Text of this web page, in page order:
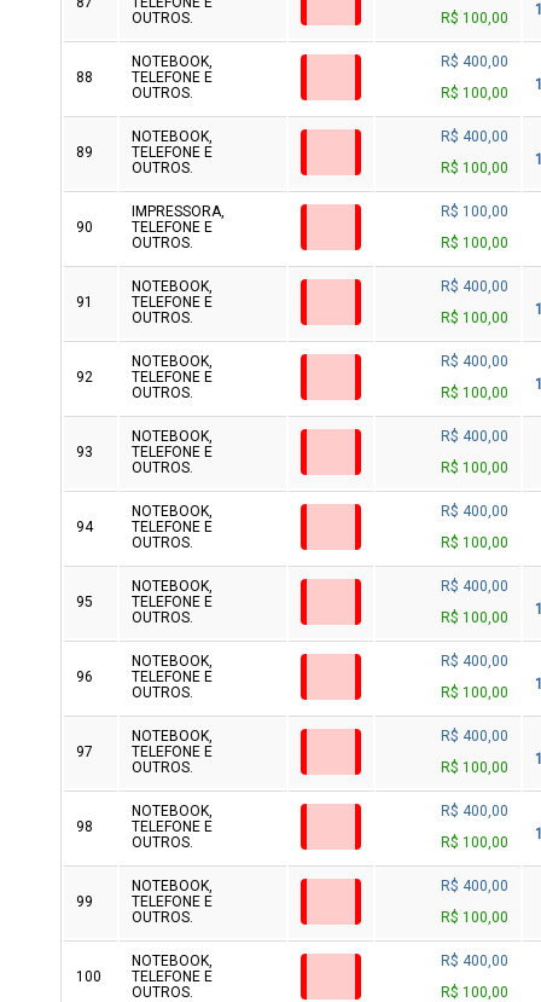
OUTROS.
R$ 100,00
88
NOTEBOOK,
TELEFONE E
OUTROS.
R$ 400,00
R$ 100,00
89
NOTEBOOK,
TELEFONE E
OUTROS.
R$ 400,00
R$ 100,00
90
IMPRESSORA,
TELEFONE E
OUTROS.
R$ 100,00
R$ 100,00
91
NOTEBOOK,
TELEFONE E
OUTROS.
R$ 400,00
R$ 100,00
92
NOTEBOOK,
TELEFONE E
OUTROS.
R$ 400,00
R$ 100,00
93
NOTEBOOK,
TELEFONE E
OUTROS.
R$ 400,00
R$ 100,00
94
NOTEBOOK,
TELEFONE E
OUTROS.
R$ 400,00
R$ 100,00
95
NOTEBOOK,
TELEFONE E
OUTROS.
R$ 400,00
R$ 100,00
96
NOTEBOOK,
TELEFONE E
OUTROS.
R$ 400,00
R$ 100,00
97
NOTEBOOK,
TELEFONE E
OUTROS.
R$ 400,00
R$ 100,00
98
NOTEBOOK,
TELEFONE E
OUTROS.
R$ 400,00
R$ 100,00
99
NOTEBOOK,
TELEFONE E
OUTROS.
R$ 400,00
R$ 100,00
100
NOTEBOOK,
TELEFONE E
OUTROS.
R$ 400,00
R$ 100,00